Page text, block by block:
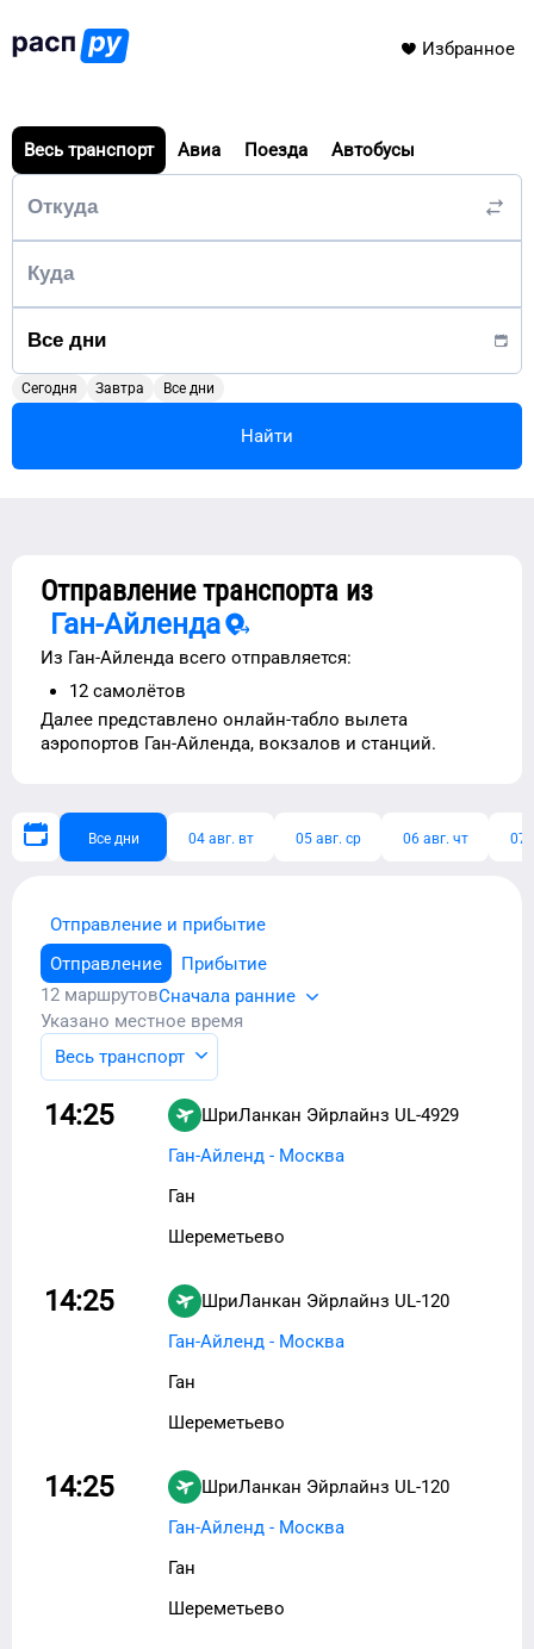
Избранное
Весь транспорт Авиа Поезда Автобусы
Сегодня Завтра Все дни
Найти
Отправление транспорта из
Ган-Айленда
Из Ган-Айленда всего отправляется:
12 самолётов
Далее представлено онлайн-табло вылета
аэропортов Ган-Айленда, вокзалов и станций.
Все дни 04 авг. вт 05 авг. ср 06 авг. чт 07
Отправление и прибытие
Отправление
Прибытие
12 маршрутовСначала ранние
Указано местное время
Весь транспорт
14:25 ШриЛанкан Эйрлайнз UL-4929
Ган-Айленд - Москва
Ган
Шереметьево
14:25 ШриЛанкан Эйрлайнз UL-120
Ган-Айленд - Москва
Ган
Шереметьево
14:25 ШриЛанкан Эйрлайнз UL-120
Ган-Айленд - Москва
Ган
Шереметьево